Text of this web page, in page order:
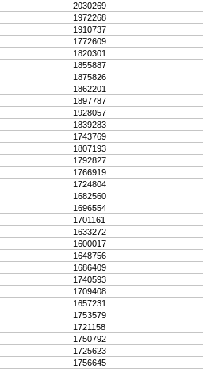
2030269
1972268
1910737
1772609
1820301
1855887
1875826
1862201
1897787
1928057
1839283
1743769
1807193
1792827
1766919
1724804
1682560
1696554
1701161
1633272
1600017
1648756
1686409
1740593
1709408
1657231
1753579
1721158
1750792
1725623
1756645